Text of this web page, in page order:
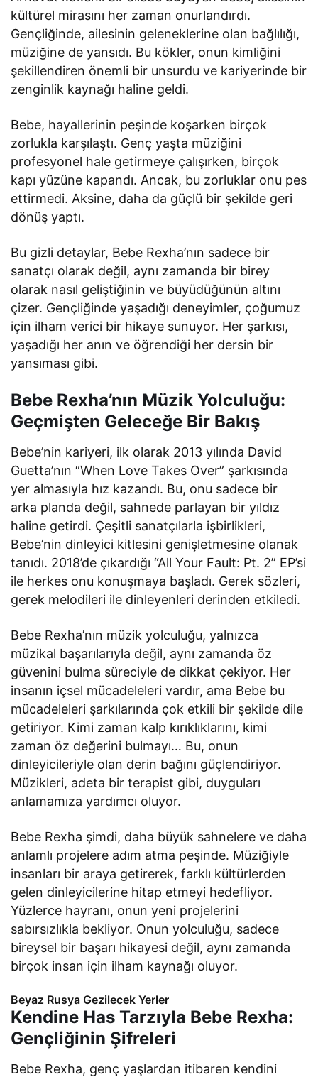
kültürel mirasını her zaman onurlandırdı.
Gençliğinde, ailesinin geleneklerine olan bağlılığı,
müziğine de yansıdı. Bu kökler, onun kimliğini
şekillendiren önemli bir unsurdu ve kariyerinde bir
zenginlik kaynağı haline geldi.
Bebe, hayallerinin peşinde koşarken birçok
zorlukla karşılaştı. Genç yaşta müziğini
profesyonel hale getirmeye çalışırken, birçok
kapı yüzüne kapandı. Ancak, bu zorluklar onu pes
ettirmedi. Aksine, daha da güçlü bir şekilde geri
dönüş yaptı.
Bu gizli detaylar, Bebe Rexha’nın sadece bir
sanatçı olarak değil, aynı zamanda bir birey
olarak nasıl geliştiğinin ve büyüdüğünün altını
çizer. Gençliğinde yaşadığı deneyimler, çoğumuz
için ilham verici bir hikaye sunuyor. Her şarkısı,
yaşadığı her anın ve öğrendiği her dersin bir
yansıması gibi.
Bebe Rexha’nın Müzik Yolculuğu:
Geçmişten Geleceğe Bir Bakış
Bebe’nin kariyeri, ilk olarak 2013 yılında David
Guetta’nın “When Love Takes Over” şarkısında
yer almasıyla hız kazandı. Bu, onu sadece bir
arka planda değil, sahnede parlayan bir yıldız
haline getirdi. Çeşitli sanatçılarla işbirlikleri,
Bebe’nin dinleyici kitlesini genişletmesine olanak
tanıdı. 2018’de çıkardığı “All Your Fault: Pt. 2” EP’si
ile herkes onu konuşmaya başladı. Gerek sözleri,
gerek melodileri ile dinleyenleri derinden etkiledi.
Bebe Rexha’nın müzik yolculuğu, yalnızca
müzikal başarılarıyla değil, aynı zamanda öz
güvenini bulma süreciyle de dikkat çekiyor. Her
insanın içsel mücadeleleri vardır, ama Bebe bu
mücadeleleri şarkılarında çok etkili bir şekilde dile
getiriyor. Kimi zaman kalp kırıklıklarını, kimi
zaman öz değerini bulmayı… Bu, onun
dinleyicileriyle olan derin bağını güçlendiriyor.
Müzikleri, adeta bir terapist gibi, duyguları
anlamamıza yardımcı oluyor.
Bebe Rexha şimdi, daha büyük sahnelere ve daha
anlamlı projelere adım atma peşinde. Müziğiyle
insanları bir araya getirerek, farklı kültürlerden
gelen dinleyicilerine hitap etmeyi hedefliyor.
Yüzlerce hayranı, onun yeni projelerini
sabırsızlıkla bekliyor. Onun yolculuğu, sadece
bireysel bir başarı hikayesi değil, aynı zamanda
birçok insan için ilham kaynağı oluyor.
Beyaz Rusya Gezilecek Yerler
Kendine Has Tarzıyla Bebe Rexha:
Gençliğinin Şifreleri
Bebe Rexha, genç yaşlardan itibaren kendini